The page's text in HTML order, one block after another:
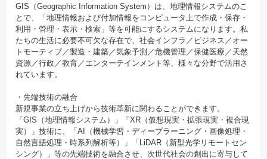
GIS（Geographic Information System）は、地理情報システムのこ
とで、「地理情報および付加情報をコンピュータ上で作成・保存・
利用・管理・表示・検索」等を可能にするシステムになります。私
たちの生活に必要不可欠な存在で、社会インフラ／ビジネス／オー
トモーティブ／製造・建築／気象予測／危機管理／保健医療／天然
資源／行政／教育／エンターテインメント等、様々な分野で活用さ
れています。
・先端技術の融合
新規事業の立ち上げから技術革新に関わることができます。
「GIS（地理情報システム）」「XR（仮想現実・拡張現実・複合現
実）」技術に、「AI（機械学習・ディープラーニング・画像処理・
自然言語処理・時系列解析等）」「LiDAR（新型光学リモートセン
シング）」等の先端技術を融合させ、次世代社会の創出に寄与して